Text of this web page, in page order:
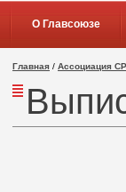
О Главсоюзе
Главная / Ассоциация